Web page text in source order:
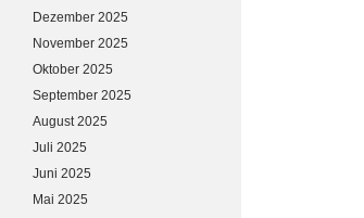
Dezember 2025
November 2025
Oktober 2025
September 2025
August 2025
Juli 2025
Juni 2025
Mai 2025